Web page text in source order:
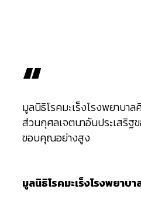
“
มูลนิธิโรคมะเร็งโรงพยาบาล
ส่วนกุศลเจตนาอันประเสริฐ
ขอบคุณอย่างสูง
มูลนิธิโรคมะเร็งโรงพยาบ